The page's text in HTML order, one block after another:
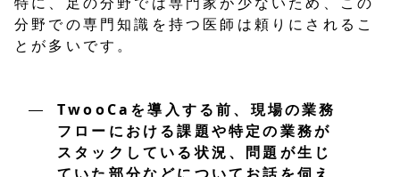
分野での専門知識を持つ医師は頼りにされるこ
とが多いです。
TwooCaを導入する前、現場の業務
フローにおける課題や特定の業務が
スタックしている状況、問題が生じ